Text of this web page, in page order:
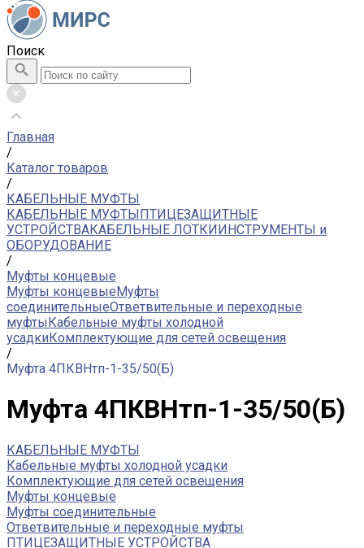
Поиск
Главная
/
Каталог товаров
/
КАБЕЛЬНЫЕ МУФТЫ
КАБЕЛЬНЫЕ МУФТЫПТИЦЕЗАЩИТНЫЕ
УСТРОЙСТВАКАБЕЛЬНЫЕ ЛОТКИИНСТРУМЕНТЫ и
ОБОРУДОВАНИЕ
/
Муфты концевые
Муфты концевыеМуфты
соединительныеОтветвительные и переходные
муфтыКабельные муфты холодной
усадкиКомплектующие для сетей освещения
/
Муфта 4ПКВНтп-1-35/50(Б)
Муфта 4ПКВНтп-1-35/50(Б)
КАБЕЛЬНЫЕ МУФТЫ
Кабельные муфты холодной усадки
Комплектующие для сетей освещения
Муфты концевые
Муфты соединительные
Ответвительные и переходные муфты
ПТИЦЕЗАЩИТНЫЕ УСТРОЙСТВА